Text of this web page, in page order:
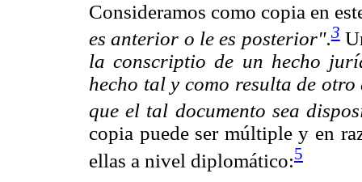
Consideramos como copia en
es anterior o le es posterior".3
la conscriptio de un hecho
hecho tal y como resulta de otro
que el tal documento sea
copia puede ser múltiple y en
ellas a nivel diplomático:5